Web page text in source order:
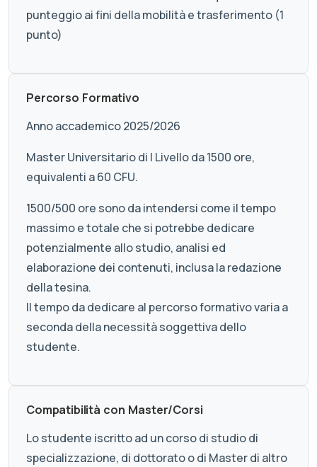
punteggio ai fini della mobilità e trasferimento (1
punto)
Percorso Formativo
Anno accademico 2025/2026
Master Universitario di I Livello da 1500 ore,
equivalenti a 60 CFU.
1500/500 ore sono da intendersi come il tempo
massimo e totale che si potrebbe dedicare
potenzialmente allo studio, analisi ed
elaborazione dei contenuti, inclusa la redazione
della tesina.
Il tempo da dedicare al percorso formativo varia a
seconda della necessità soggettiva dello
studente.
Compatibilità con Master/Corsi
Lo studente iscritto ad un corso di studio di
specializzazione, di dottorato o di Master di altro